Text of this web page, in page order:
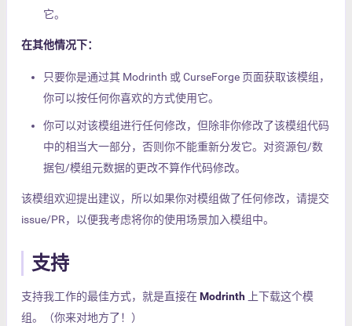
它。
在其他情况下：
只要你是通过其 Modrinth 或 CurseForge 页面获取该模组，
你可以按任何你喜欢的方式使用它。
你可以对该模组进行任何修改，但除非你修改了该模组代码
中的相当大一部分，否则你不能重新分发它。对资源包/数
据包/模组元数据的更改不算作代码修改。
该模组欢迎提出建议，所以如果你对模组做了任何修改，请提交
issue/PR，以便我考虑将你的使用场景加入模组中。
支持
支持我工作的最佳方式，就是直接在Modrinth 上下载这个模
组。（你来对地方了！）